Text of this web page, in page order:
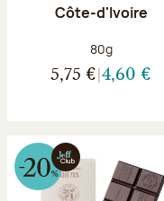
Côte-d'Ivoire
Poids net :
80g
5,75 € 4,60 €